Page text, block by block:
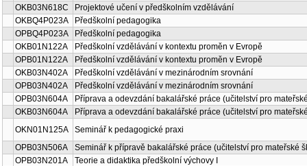
OKB03N618C
Projektové učení v předškolním vzdělávání
OKBQ4P023A
Předškolní pedagogika
OPBQ4P023A
Předškolní pedagogika
OKB01N122A
Předškolní vzdělávání v kontextu proměn v Evropě
OPB01N122A
Předškolní vzdělávání v kontextu proměn v Evropě
OKB03N402A
Předškolní vzdělávání v mezinárodním srovnání
OPB03N402A
Předškolní vzdělávání v mezinárodním srovnání
OPB03N604A
Příprava a odevzdání bakalářské práce (učitelství pro
OKB03N604A
Příprava a odevzdání bakalářské práce (učitelství pro
OKN01N125A
Seminář k pedagogické praxi
OPB03N506A
Seminář k přípravě bakalářské práce (učitelství pro mateřské
OPB03N201A
Teorie a didaktika předškolní výchovy I